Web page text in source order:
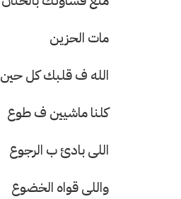
مات الحزين
الله ف قلبك كل حين
كلنا ماشيين ف طوع
اللى بادئ ب الرجوع
واللى قواه الخضوع